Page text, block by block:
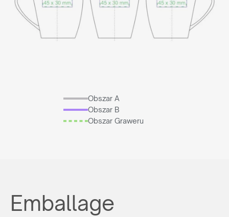
Obszar A
Obszar B
Obszar Graweru
Emballage